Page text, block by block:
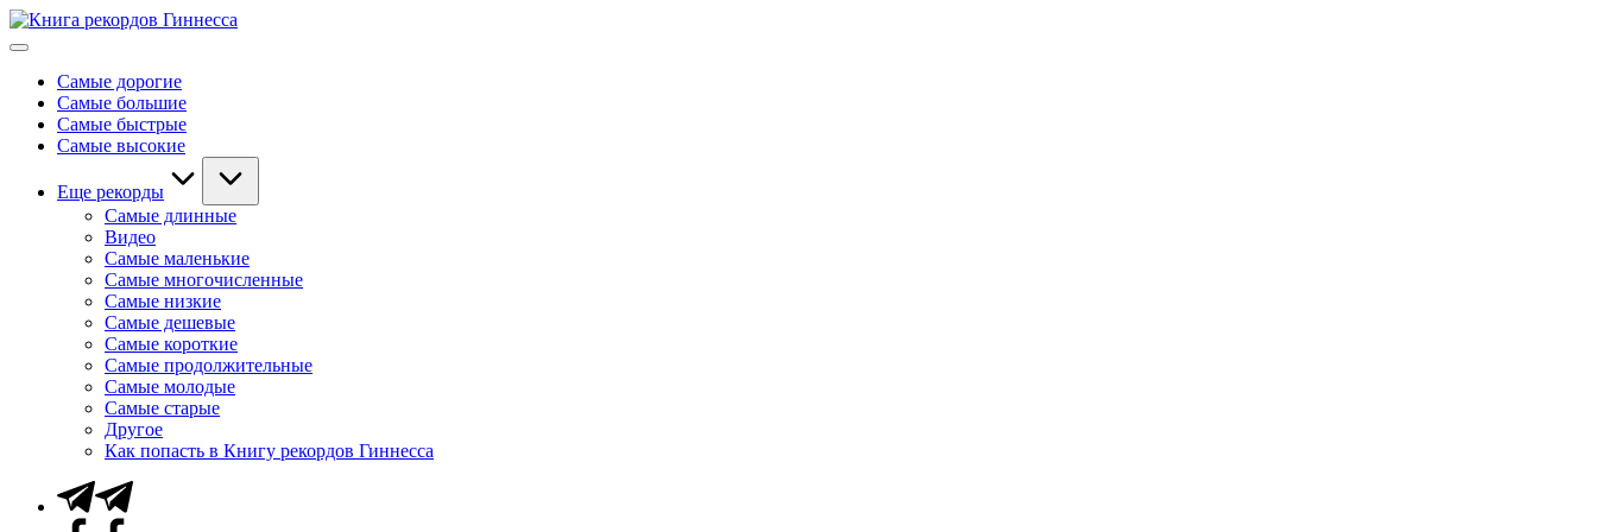
Перейти
к
Мировые
ГиннессаСамые дорогие
Самые большие
Самые быстрые
Самые высокие
Еще рекорды
Самые длинные
Видео
Самые маленькие
Самые многочисленные
Самые низкие
Самые дешевые
Самые короткие
Самые продолжительные
Самые молодые
Самые старые
Другое
Как попасть в Книгу рекордов Гиннесса
Telegram
Facebook